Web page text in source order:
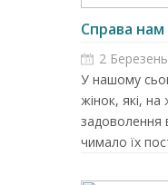
Справа
2
У нашому
жінок, які,
задоволення
чимало їх